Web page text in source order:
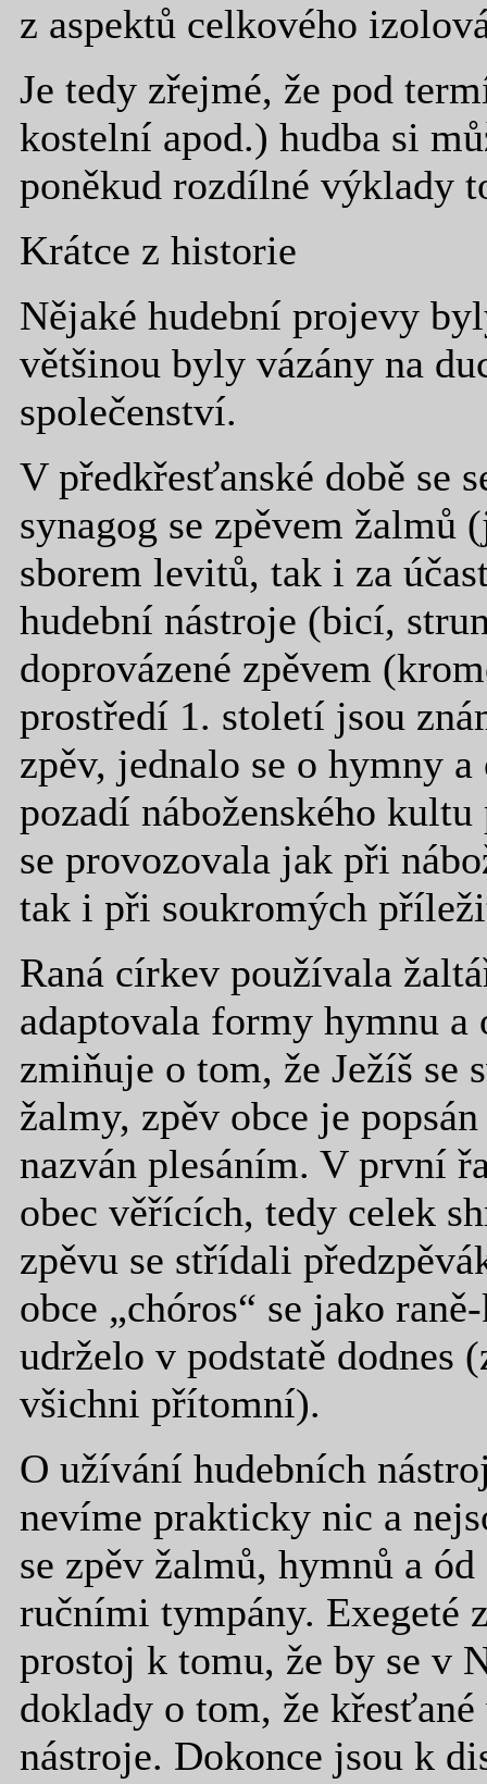
z aspektů celkového
Je tedy zřejmé, že pod
kostelní apod.) hudba si
poněkud rozdílné výklady
Krátce z historie
Nějaké hudební projevy
většinou byly vázány na
společenství.
V předkřesťanské době se
synagog se zpěvem
sborem levitů, tak i za
hudební nástroje (bicí,
doprovázené zpěvem
prostředí 1. století jsou
zpěv, jednalo se o hymny
pozadí náboženského
se provozovala jak při
tak i při soukromých
Raná církev používala
adaptovala formy hymnu a
zmiňuje o tom, že Ježíš
žalmy, zpěv obce je
nazván plesáním. V první
obec věřících, tedy celek
zpěvu se střídali
obce „chóros“ se jako
udrželo v podstatě dodnes
všichni přítomní).
O užívání hudebních
nevíme prakticky nic a
se zpěv žalmů, hymnů a
ručními tympány. Exegeté
prostoj k tomu, že by se v
doklady o tom, že
nástroje. Dokonce jsou k